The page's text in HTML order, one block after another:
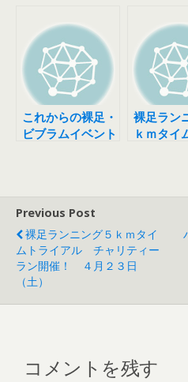
谷川真理
務所へ
これからの裸足・
ビブラムイベント
裸足ラン
ｋｍタイ
Previous Post
裸足ランニング５ｋｍタイ
ムトライアル チャリティー
ラン開催！ ４月２３日
（土）
コメントを残す